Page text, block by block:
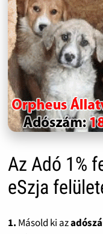
Az Adó 1%
eSzja
1. Másold ki az